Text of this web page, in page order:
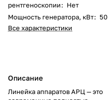
рентгеноскопии: Нет
Мощность генератора, кВт: 50
Все характеристики
Описание
Линейка аппаратов АРЦ — это